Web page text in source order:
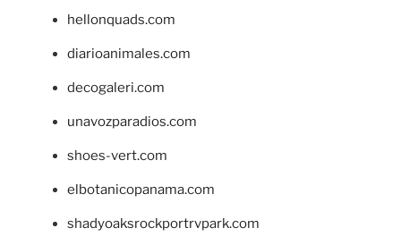
hellonquads.com
diarioanimales.com
decogaleri.com
unavozparadios.com
shoes-vert.com
elbotanicopanama.com
shadyoaksrockportrvpark.com